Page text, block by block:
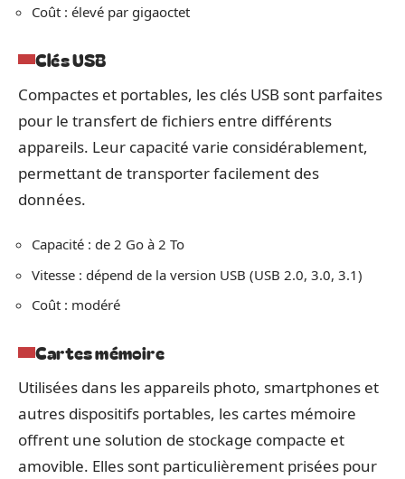
Coût : élevé par gigaoctet
Clés USB
Compactes et portables, les clés USB sont parfaites
pour le transfert de fichiers entre différents
appareils. Leur capacité varie considérablement,
permettant de transporter facilement des
données.
Capacité : de 2 Go à 2 To
Vitesse : dépend de la version USB (USB 2.0, 3.0, 3.1)
Coût : modéré
Cartes mémoire
Utilisées dans les appareils photo, smartphones et
autres dispositifs portables, les cartes mémoire
offrent une solution de stockage compacte et
amovible. Elles sont particulièrement prisées pour